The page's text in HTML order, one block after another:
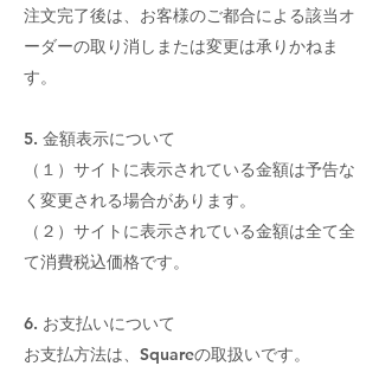
注文完了後は、お客様のご都合による該当オ
ーダーの取り消しまたは変更は承りかねま
す。
5. 金額表示について
（１）サイトに表示されている金額は予告な
く変更される場合があります。
（２）サイトに表示されている金額は全て全
て消費税込価格です。
6. お支払いについて
お支払方法は、Squareの取扱いです。